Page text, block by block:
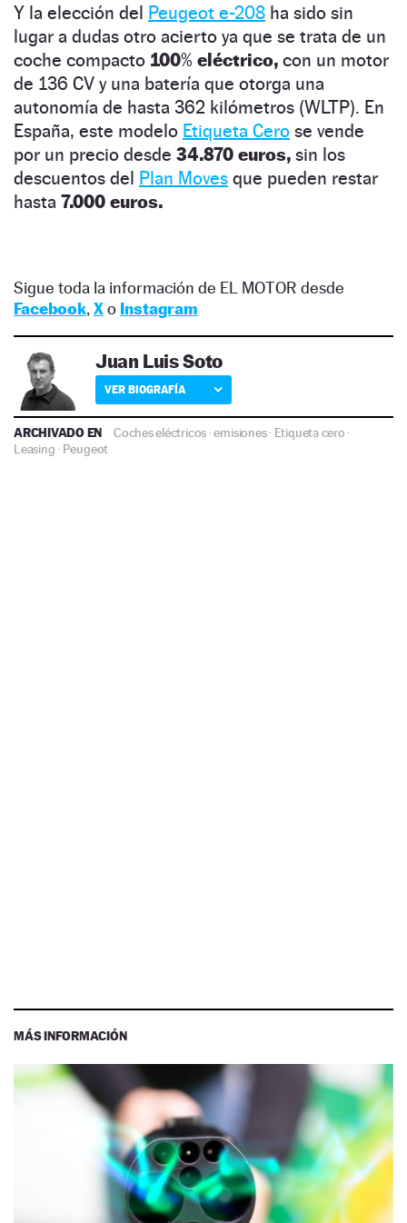
Y la elección del Peugeot e-208 ha sido sin
lugar a dudas otro acierto ya que se trata de un
coche compacto 100% eléctrico, con un motor
de 136 CV y una batería que otorga una
autonomía de hasta 362 kilómetros (WLTP). En
España, este modelo Etiqueta Cero se vende
por un precio desde 34.870 euros, sin los
descuentos del Plan Moves que pueden restar
hasta 7.000 euros.
Sigue toda la información de EL MOTOR desde
Facebook, Xo Instagram
Juan Luis Soto
VER BIOGRAFÍA
ARCHIVADO EN Coches eléctricos ·emisiones· Etiqueta cero ·
Leasing · Peugeot
MÁS INFORMACIÓN